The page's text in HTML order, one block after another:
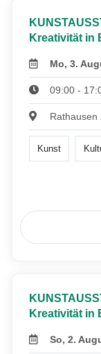
Kreativität in
Mo, 3.
09:00 -
Rathausen
Kunst
Kreativität in
So, 2.